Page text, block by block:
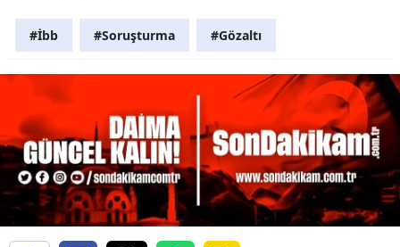
#İbb #Soruşturma #Gözaltı